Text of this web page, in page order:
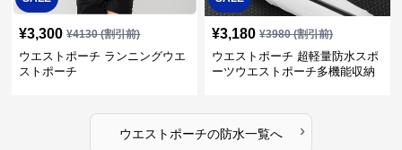
¥3,300 ¥4130(割引前)
ウエストポーチ ランニングウエ
ストポーチ
¥3,180 ¥3980(割引前)
ウエストポーチ 超軽量防水スポ
ーツウエストポーチ多機能収納
ウエストポーチの防水一覧へ ›